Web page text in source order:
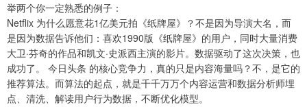
举两个你一定熟悉的例子：
Netflix 为什么愿意花1亿美元拍《纸牌屋》？不是因为导演大名，而
是因为数据告诉他们：喜欢1990版《纸牌屋》的用户，同时大量消费
大卫·芬奇的作品和凯文·史派西主演的影片。数据驱动了这次决策，也
成功了。 今日头条 的核心竞争力，真的只是内容海量吗？不，是它的
推荐算法。而算法的起点，就是千千万万个内容运营和数据分析师埋
点、清洗、解读用户行为数据，不断优化模型。